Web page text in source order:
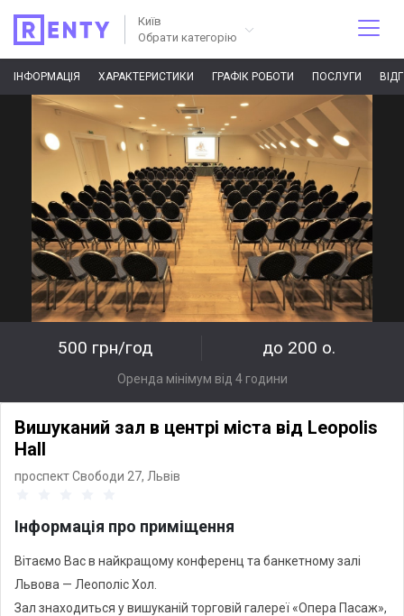
Київ
Обрати категорію
ІНФОРМАЦІЯ ХАРАКТЕРИСТИКИ ГРАФІК РОБОТИ ПОСЛУГИ
500 грн/год до 200 о.
Оренда мінімум від 4 години
Вишуканий зал в центрі міста від Leopolis
Hall
проспект Свободи 27, Львів
Інформація про приміщення
Вітаємо Вас в найкращому конференц та банкетному залі
Львова — Леополіс Хол.
Зал знаходиться у вишуканій торговій галереї «Опера Пасаж»,